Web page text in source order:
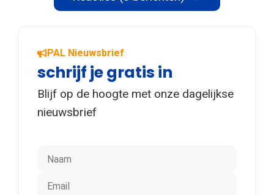
PAL Nieuwsbrief
schrijf je gratis in
Blijf op de hoogte met onze dagelijkse
nieuwsbrief